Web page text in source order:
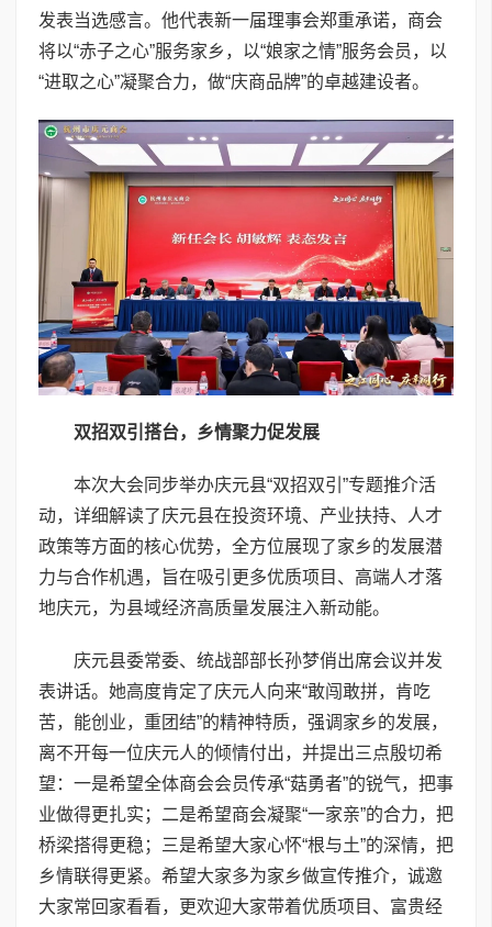
发表当选感言。他代表新一届理事会郑重承诺，商会
将以“赤子之心”服务家乡，以“娘家之情”服务会员，以
“进取之心”凝聚合力，做“庆商品牌”的卓越建设者。
双招双引搭台，乡情聚力促发展
本次大会同步举办庆元县“双招双引”专题推介活
动，详细解读了庆元县在投资环境、产业扶持、人才
政策等方面的核心优势，全方位展现了家乡的发展潜
力与合作机遇，旨在吸引更多优质项目、高端人才落
地庆元，为县域经济高质量发展注入新动能。
庆元县委常委、统战部部长孙梦俏出席会议并发
表讲话。她高度肯定了庆元人向来“敢闯敢拼，肯吃
苦，能创业，重团结”的精神特质，强调家乡的发展，
离不开每一位庆元人的倾情付出，并提出三点殷切希
望：一是希望全体商会会员传承“菇勇者”的锐气，把事
业做得更扎实；二是希望商会凝聚“一家亲”的合力，把
桥梁搭得更稳；三是希望大家心怀“根与土”的深情，把
乡情联得更紧。希望大家多为家乡做宣传推介，诚邀
大家常回家看看，更欢迎大家带着优质项目、富贵经